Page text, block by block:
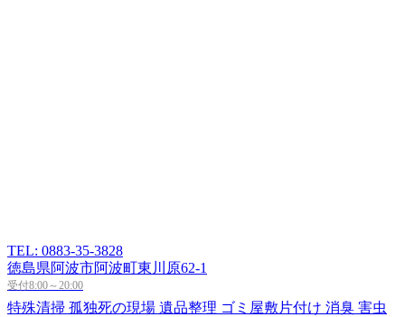
TEL: 0883-35-3828
徳島県阿波市阿波町東川原62-1
受付8:00～20:00
特殊清掃 孤独死の現場 遺品整理 ゴミ屋敷片付け 消臭 害虫